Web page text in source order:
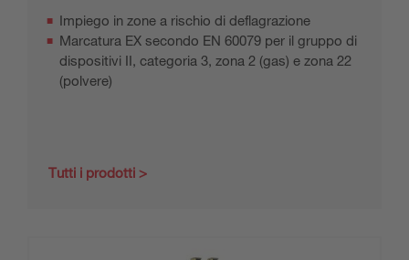
Impiego in zone a rischio di deflagrazione
Marcatura EX secondo EN 60079 per il gruppo di
dispositivi II, categoria 3, zona 2 (gas) e zona 22
(polvere)
Tutti i prodotti